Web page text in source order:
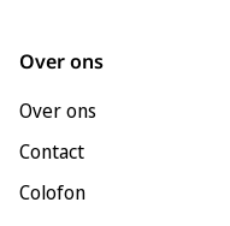
Over ons
Over ons
Contact
Colofon